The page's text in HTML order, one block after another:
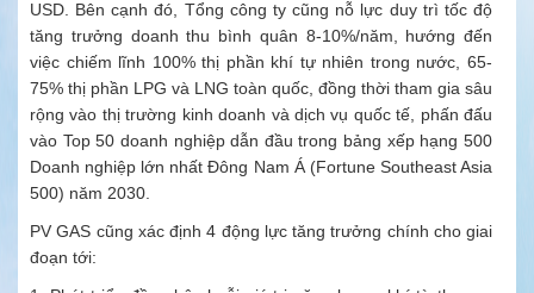
USD. Bên cạnh đó, Tổng công ty cũng nỗ lực duy trì tốc độ
tăng trưởng doanh thu bình quân 8-10%/năm, hướng đến
việc chiếm lĩnh 100% thị phần khí tự nhiên trong nước, 65-
75% thị phần LPG và LNG toàn quốc, đồng thời tham gia sâu
rộng vào thị trường kinh doanh và dịch vụ quốc tế, phấn đấu
vào Top 50 doanh nghiệp dẫn đầu trong bảng xếp hạng 500
Doanh nghiệp lớn nhất Đông Nam Á (Fortune Southeast Asia
500) năm 2030.
PV GAS cũng xác định 4 động lực tăng trưởng chính cho giai
đoạn tới: